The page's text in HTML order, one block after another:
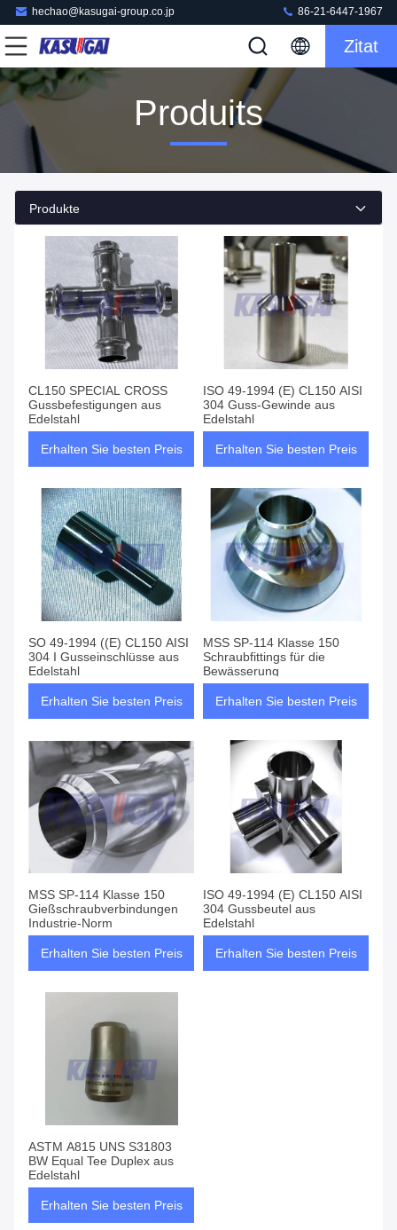
hechao@kasugai-group.co.jp 86-21-6447-1967
Zitat
Produits
Produkte
CL150 SPECIAL CROSS
Gussbefestigungen aus
Edelstahl
Erhalten Sie besten Preis
ISO 49-1994 (E) CL150 AISI
304 Guss-Gewinde aus
Edelstahl
Erhalten Sie besten Preis
SO 49-1994 ((E) CL150 AISI
304 I Gusseinschlüsse aus
Edelstahl
Erhalten Sie besten Preis
MSS SP-114 Klasse 150
Schraubfittings für die
Bewässerung
Erhalten Sie besten Preis
MSS SP-114 Klasse 150
Gießschraubverbindungen
Industrie-Norm
Erhalten Sie besten Preis
ISO 49-1994 (E) CL150 AISI
304 Gussbeutel aus
Edelstahl
Erhalten Sie besten Preis
ASTM A815 UNS S31803
BW Equal Tee Duplex aus
Edelstahl
Erhalten Sie besten Preis